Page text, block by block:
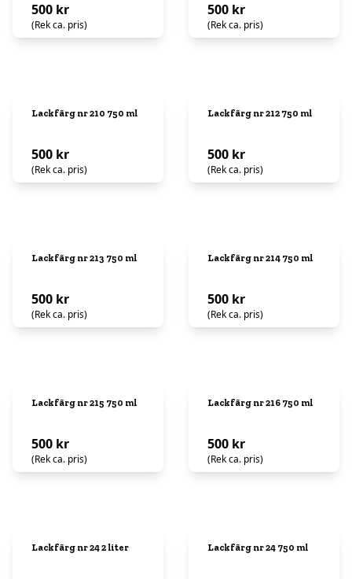
500 kr
(Rek ca. pris)
500 kr
(Rek ca. pris)
Lackfärg nr 210 750 ml
500 kr
(Rek ca. pris)
Lackfärg nr 212 750 ml
500 kr
(Rek ca. pris)
Lackfärg nr 213 750 ml
500 kr
(Rek ca. pris)
Lackfärg nr 214 750 ml
500 kr
(Rek ca. pris)
Lackfärg nr 215 750 ml
500 kr
(Rek ca. pris)
Lackfärg nr 216 750 ml
500 kr
(Rek ca. pris)
Lackfärg nr 24 2 liter Lackfärg nr 24 750 ml